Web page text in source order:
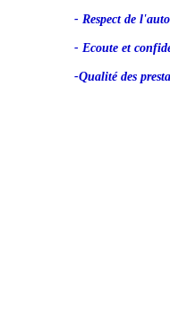
- Respect de
- Ecoute et
-Qualité des